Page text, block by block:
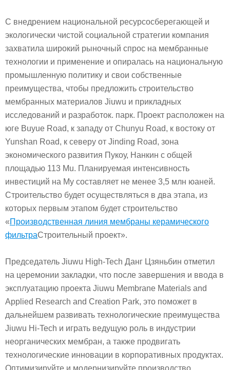
С внедрением национальной ресурсосберегающей и
экологически чистой социальной стратегии компания
захватила широкий рыночный спрос на мембранные
технологии и применение и опиралась на национальную
промышленную политику и свои собственные
преимущества, чтобы предложить строительство
мембранных материалов Jiuwu и прикладных
исследований и разработок. парк. Проект расположен на
юге Buyue Road, к западу от Chunyu Road, к востоку от
Yunshan Road, к северу от Jinding Road, зона
экономического развития Пукоу, Нанкин с общей
площадью 113 Mu. Планируемая интенсивность
инвестиций на Му составляет не менее 3,5 млн юаней.
Строительство будет осуществляться в два этапа, из
которых первым этапом будет строительство
«Производственная линия мембраны керамического
фильтраСтроительный проект».
Председатель Jiuwu High-Tech Данг Цзяньбин отметил
на церемонии закладки, что после завершения и ввода в
эксплуатацию проекта Jiuwu Membrane Materials and
Applied Research and Creation Park, это поможет в
дальнейшем развивать технологические преимущества
Jiuwu Hi-Tech и играть ведущую роль в индустрии
неорганических мембран, а также продвигать
технологические инновации в корпоративных продуктах.
Оптимизируйте и модернизируйте производство,